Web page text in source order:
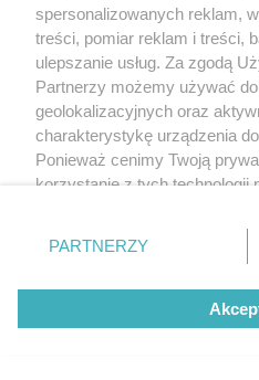
spersonalizowanych reklam,
treści, pomiar reklam i treści,
ulepszanie usług. Za zgodą
Partnerzy możemy używać
geolokalizacyjnych oraz
charakterystykę urządzenia
Ponieważ cenimy Twoją
korzystanie z tych technologii
zmienić/wycofać klikając
znajdujący się w lewym
rodzaje przetwarzania danych
użytkownika, ale masz prawo
przetwarzaniu. Preferencje
PARTNERZY